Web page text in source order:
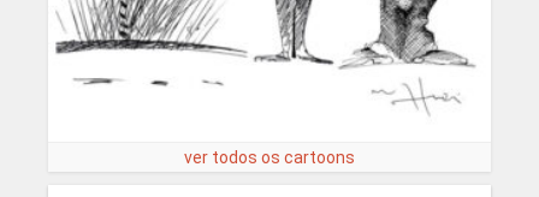
ver todos os cartoons